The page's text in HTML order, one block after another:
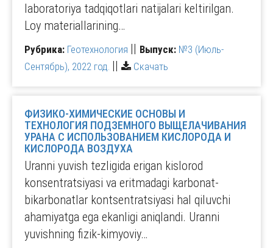
laboratoriya tadqiqotlari natijalari keltirilgan.
Loy materiallarining…
Рубрика: Геотехнология || Выпуск: №3 (Июль-
Сентябрь), 2022 год. || Скачать
ФИЗИКО-ХИМИЧЕСКИЕ ОСНОВЫ И
ТЕХНОЛОГИЯ ПОДЗЕМНОГО ВЫЩЕЛАЧИВАНИЯ
УРАНА С ИСПОЛЬЗОВАНИЕМ КИСЛОРОДА И
КИСЛОРОДА ВОЗДУХА
Uranni yuvish tezligida erigan kislorod
konsentratsiyasi va eritmadagi karbonat-
bikarbonatlar kontsentratsiyasi hal qiluvchi
ahamiyatga ega ekanligi aniqlandi. Uranni
yuvishning fizik-kimyoviy…